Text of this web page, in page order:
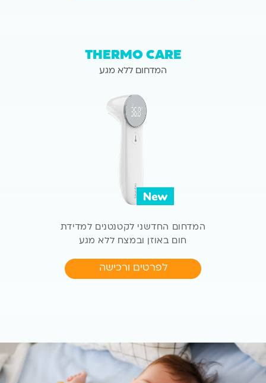
THERMO CARE
המדחום ללא מגע
המדחום החדשני לקטנטנים למדידת
חום באוזן ובמצח ללא מגע
לפרטים ורכישה